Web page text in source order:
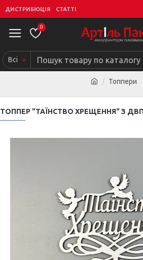
ДИСТРИБЮЦІЯ СТАТТІ
0
Всі
Топпери
ТОППЕР "ТАЇНСТВО ХРЕЩЕННЯ" З